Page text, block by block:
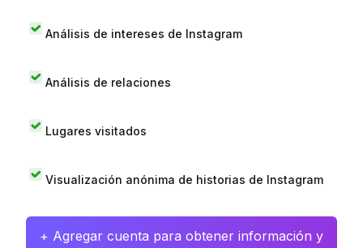
Análisis de intereses de Instagram
Análisis de relaciones
Lugares visitados
Visualización anónima de historias de Instagram
+ Agregar cuenta para obtener información y